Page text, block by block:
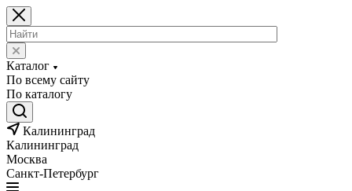
Каталог
По всему сайту
По каталогу
Калининград
Калининград
Москва
Санкт-Петербург